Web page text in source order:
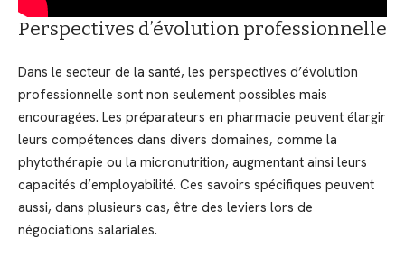
Perspectives d’évolution professionnelle
Dans le secteur de la santé, les perspectives d’évolution
professionnelle sont non seulement possibles mais
encouragées. Les préparateurs en pharmacie peuvent élargir
leurs compétences dans divers domaines, comme la
phytothérapie ou la micronutrition, augmentant ainsi leurs
capacités d’employabilité. Ces savoirs spécifiques peuvent
aussi, dans plusieurs cas, être des leviers lors de
négociations salariales.